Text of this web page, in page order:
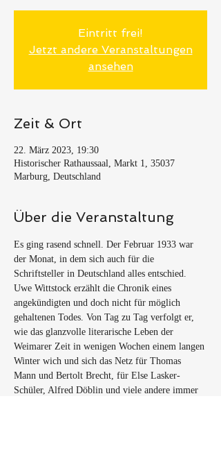
Eintritt frei!
Jetzt andere Veranstaltungen
ansehen
Zeit & Ort
22. März 2023, 19:30
Historischer Rathaussaal, Markt 1, 35037
Marburg, Deutschland
Über die Veranstaltung
Es ging rasend schnell. Der Februar 1933 war
der Monat, in dem sich auch für die
Schriftsteller in Deutschland alles entschied.
Uwe Wittstock erzählt die Chronik eines
angekündigten und doch nicht für möglich
gehaltenen Todes. Von Tag zu Tag verfolgt er,
wie das glanzvolle literarische Leben der
Weimarer Zeit in wenigen Wochen einem langen
Winter wich und sich das Netz für Thomas
Mann und Bertolt Brecht, für Else Lasker-
Schüler, Alfred Döblin und viele andere immer